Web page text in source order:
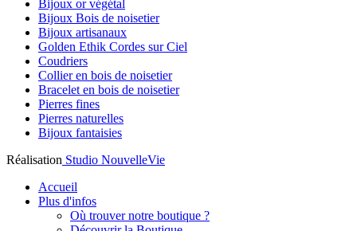
Bijoux or végétal
Bijoux Bois de noisetier
Bijoux artisanaux
Golden Ethik Cordes sur Ciel
Coudriers
Collier en bois de noisetier
Bracelet en bois de noisetier
Pierres fines
Pierres naturelles
Bijoux fantaisies
Réalisation Studio NouvelleVie
Accueil
Plus d'infos
Où trouver notre boutique ?